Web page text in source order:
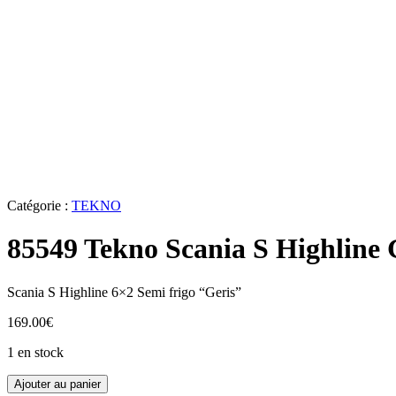
Catégorie : TEKNO
85549 Tekno Scania S Highline
Scania S Highline 6×2 Semi frigo “Geris”
169.00€
1 en stock
quantité
Ajouter au panier